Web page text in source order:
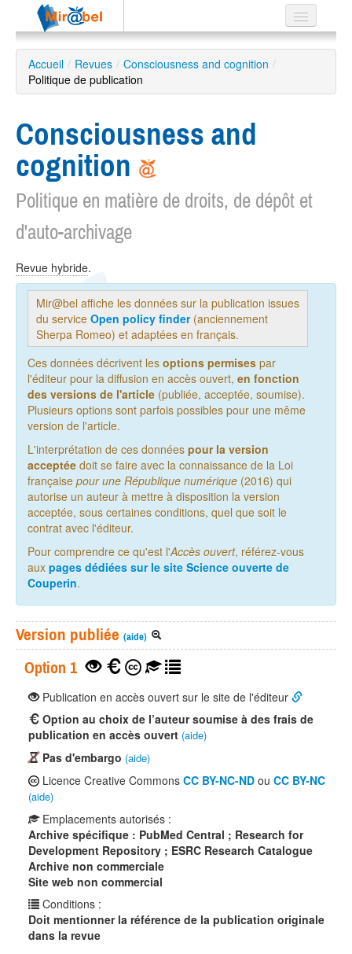
Le réseau
Soutien
Recherche
avancée
EN
?
Accueil / Revues / Consciousness and cognition /
Politique de publication
Consciousness and
cognition
Politique en matière de droits, de dépôt et
d'auto-archivage
Revue hybride.
Mir@bel affiche les données sur la publication issues
du service Open policy finder(anciennement
Sherpa Romeo) et adaptées en français.
Ces données décrivent les options permises par
l'éditeur pour la diffusion en accès ouvert, en fonction
des versions de l'article (publiée, acceptée, soumise).
Plusieurs options sont parfois possibles pour une même
version de l'article.
L'interprétation de ces données pour la version
acceptée doit se faire avec la connaissance de la Loi
française pour une République numérique (2016) qui
autorise un auteur à mettre à disposition la version
acceptée, sous certaines conditions, quel que soit le
contrat avec l'éditeur.
Pour comprendre ce qu'est l'Accès ouvert, référez-vous
aux pages dédiées sur le site Science ouverte de
Couperin.
Version publiée (aide)
Option 1
Publication en accès ouvert sur le site de l'éditeur
Option au choix de l’auteur soumise à des frais de
publication en accès ouvert (aide)
Pas d'embargo (aide)
Licence Creative Commons CC BY-NC-ND ou CC BY-NC
(aide)
Emplacements autorisés :
Archive spécifique : PubMed Central ; Research for
Development Repository ; ESRC Research Catalogue
Archive non commerciale
Site web non commercial
Conditions :
Doit mentionner la référence de la publication originale
dans la revue